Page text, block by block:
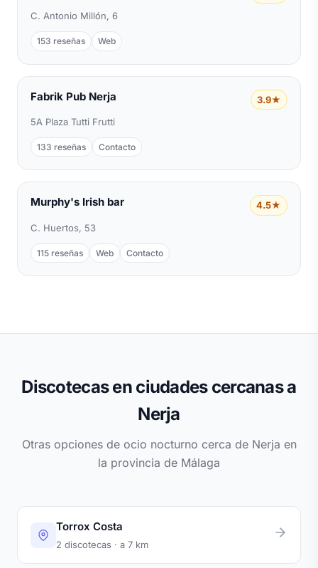
C. Antonio Millón, 6
153 reseñas Web
Fabrik Pub Nerja
3.9★
5A Plaza Tutti Frutti
133 reseñas Contacto
Murphy's Irish bar
4.5★
C. Huertos, 53
115 reseñas Web Contacto
Discotecas en ciudades cercanas a
Nerja
Otras opciones de ocio nocturno cerca de Nerja en
la provincia de Málaga
Torrox Costa
2 discotecas · a 7 km